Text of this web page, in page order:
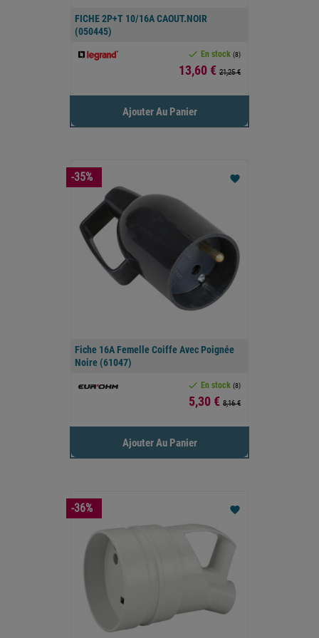
FICHE 2P+T 10/16A CAOUT.NOIR
(050445)
 En stock (8)
Prix
13,60 € 21,25 €
Ajouter Au Panier
Fiche 16A Femelle Coiffe Avec Poignée
Noire (61047)
 En stock (8)
Prix
5,30 € 8,16 €
favorite
Ajouter Au Panier
-35%
favorite
-36%